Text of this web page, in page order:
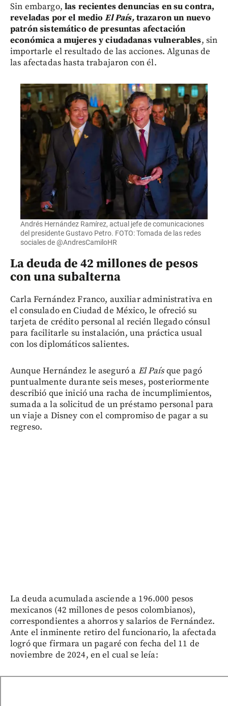
Sin embargo, las recientes denuncias en su contra,
reveladas por el medioEl País,trazaron un nuevo
patrón sistemático de presuntas afectación
económica a mujeres y ciudadanas vulnerables, sin
importarle el resultado de las acciones. Algunas de
las afectadas hasta trabajaron con él.
Andrés Hernández Ramírez, actual jefe de comunicaciones
del presidente Gustavo Petro. FOTO: Tomada de las redes
sociales de @AndresCamiloHR
La deuda de 42 millones de pesos
con una subalterna
Carla Fernández Franco, auxiliar administrativa en
el consulado en Ciudad de México, le ofreció su
tarjeta de crédito personal al recién llegado cónsul
para facilitarle su instalación, una práctica usual
con los diplomáticos salientes.
Aunque Hernández le aseguró a El Paísque pagó
puntualmente durante seis meses, posteriormente
describió que inició una racha de incumplimientos,
sumada a la solicitud de un préstamo personal para
un viaje a Disney con el compromiso de pagar a su
regreso.
La deuda acumulada asciende a 196.000 pesos
mexicanos (42 millones de pesos colombianos),
correspondientes a ahorros y salarios de Fernández.
Ante el inminente retiro del funcionario, la afectada
logró que firmara un pagaré con fecha del 11 de
noviembre de 2024, en el cual se leía: